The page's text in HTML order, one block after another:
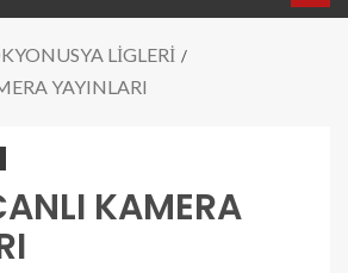
LİGLERİ
YAYINLARI
KAMERA